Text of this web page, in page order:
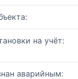
на учёт:
аварийным: